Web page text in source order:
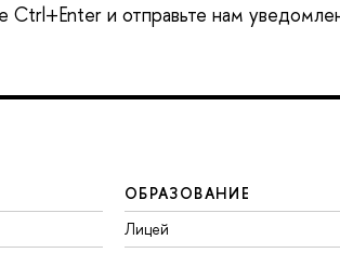
и отправьте нам
ОБРАЗОВАНИЕ
Лицей